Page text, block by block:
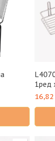
1ред
16,82